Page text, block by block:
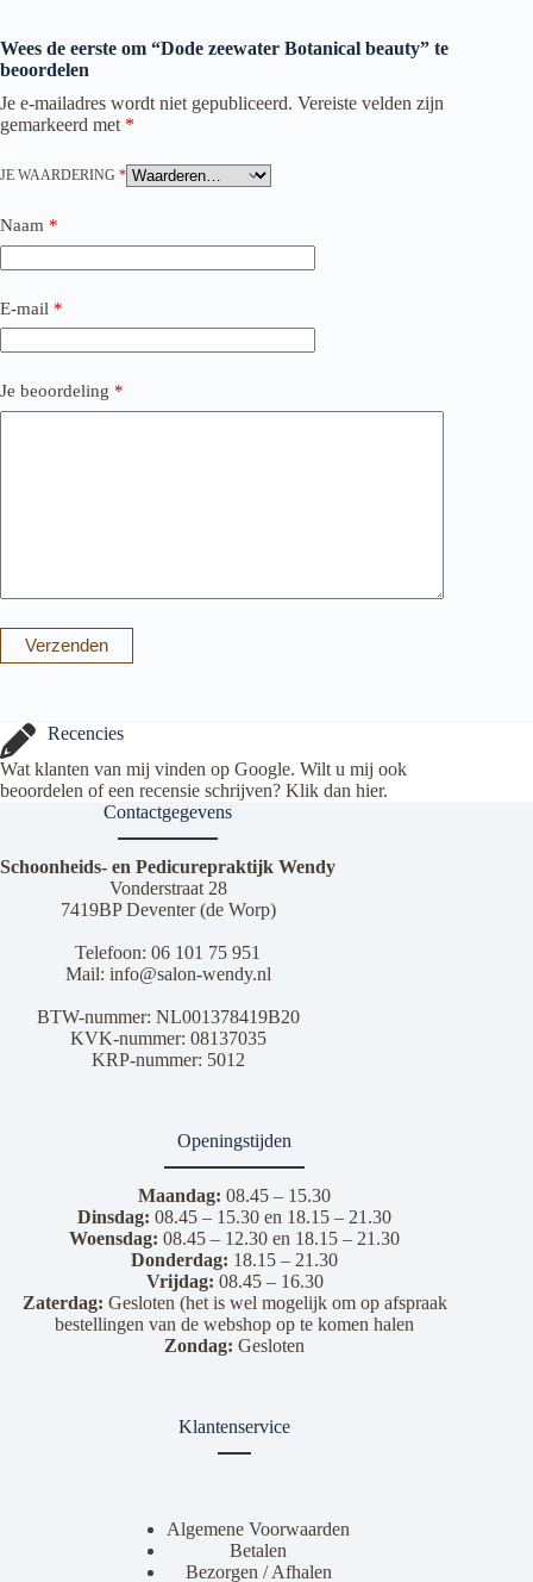
Wees de eerste om “Dode zeewater Botanical beauty” te
beoordelen
Je e-mailadres wordt niet gepubliceerd. Vereiste velden zijn
gemarkeerd met *
JE WAARDERING *
Naam *
E-mail *
Je beoordeling *
Verzenden
Recencies
Wat klanten van mij vinden op Google. Wilt u mij ook
beoordelen of een recensie schrijven? Klik dan hier.
Contactgegevens
Schoonheids- en Pedicurepraktijk Wendy
Vonderstraat 28
7419BP Deventer (de Worp)
Telefoon: 06 101 75 951
Mail: info@salon-wendy.nl
BTW-nummer: NL001378419B20
KVK-nummer: 08137035
KRP-nummer: 5012
Openingstijden
Maandag:08.45 – 15.30
Dinsdag: 08.45 – 15.30 en 18.15 – 21.30
Woensdag: 08.45 – 12.30 en 18.15 – 21.30
Donderdag: 18.15 – 21.30
Vrijdag: 08.45 – 16.30
Zaterdag: Gesloten (het is wel mogelijk om op afspraak
bestellingen van de webshop op te komen halen
Zondag: Gesloten
Klantenservice
Algemene Voorwaarden
Betalen
Bezorgen / Afhalen